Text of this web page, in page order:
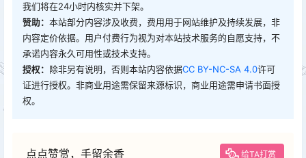
我们将在24小时内核实并下架。
赞助： 本站部分内容涉及收费，费用用于网站维护及持续发展，非
内容定价依据。用户付费行为视为对本站技术服务的自愿支持，不
承诺内容永久可用性或技术支持。
授权： 除非另有说明，否则本站内容依据CC BY-NC-SA 4.0许可
证进行授权。非商业用途需保留来源标识，商业用途需申请书面授
权。
点点赞赏，手留余香 给TA打赏